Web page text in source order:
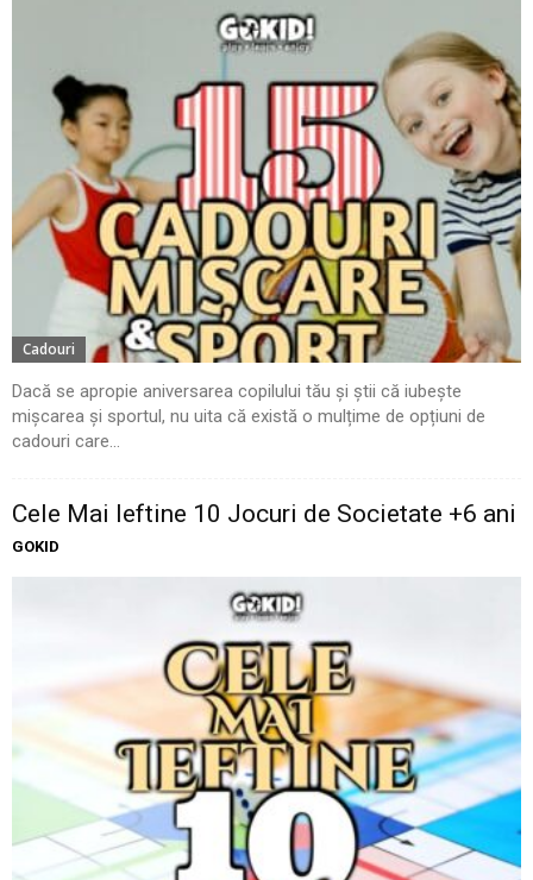
Cadouri
Dacă se apropie aniversarea copilului tău și știi că iubește
mișcarea și sportul, nu uita că există o mulțime de opțiuni de
cadouri care...
Cele Mai Ieftine 10 Jocuri de Societate +6 ani
GOKID